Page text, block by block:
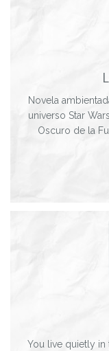
Novela
universo Star
Oscuro de la
You live quietly in